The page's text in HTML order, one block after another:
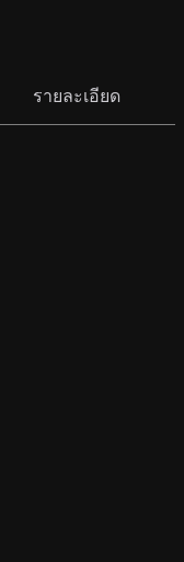
รายละเอียด